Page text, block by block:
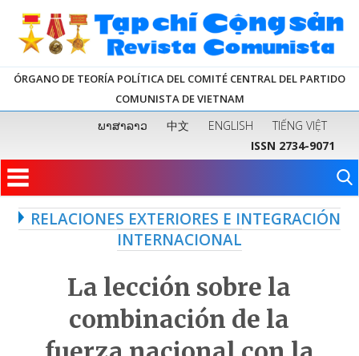
ÓRGANO DE TEORÍA POLÍTICA DEL COMITÉ CENTRAL DEL PARTIDO
COMUNISTA DE VIETNAM
ພາສາລາວ 中文 ENGLISH
TIẾNG VIỆT
ISSN 2734-9071
RELACIONES EXTERIORES E INTEGRACIÓN
INTERNACIONAL
La lección sobre la
combinación de la